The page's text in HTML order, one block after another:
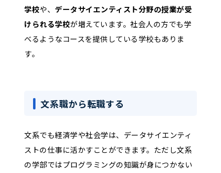
学校や、 データサイエンティスト分野の授業が受
けられる学校が増えています。社会人の方でも学
べるようなコースを提供している学校もありま
す。
文系職から転職する
文系でも経済学や社会学は、データサイエンティ
ストの仕事に活かすことができます。ただし文系
の学部ではプログラミングの知識が身につかない